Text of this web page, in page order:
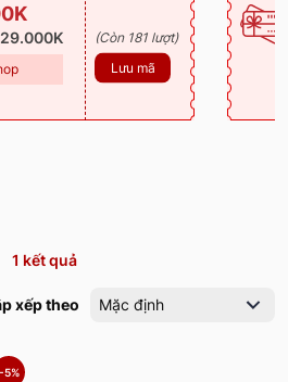
(Còn 181 lượt)
Lưu mã
1 kết quả
xếp theo Mặc định
-5%